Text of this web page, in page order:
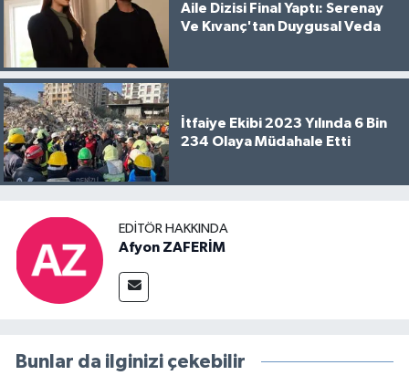
Aile Dizisi Final Yaptı: Serenay
Ve Kıvanç'tan Duygusal Veda
İtfaiye Ekibi 2023 Yılında 6 Bin
234 Olaya Müdahale Etti
EDITÖR HAKKINDA
Afyon ZAFERİM
Bunlar da ilginizi çekebilir